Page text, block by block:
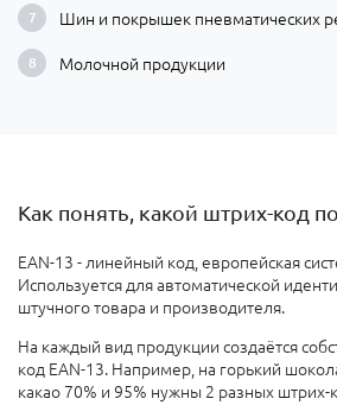
Шин и покрышек пневматических
Молочной продукции
Как понять, какой штрих-код
EAN-13 - линейный код, европейская
Используется для автоматической
штучного товара и производителя.
На каждый вид продукции создаётся
код EAN-13. Например, на горький
какао 70% и 95% нужны 2 разных штрих-